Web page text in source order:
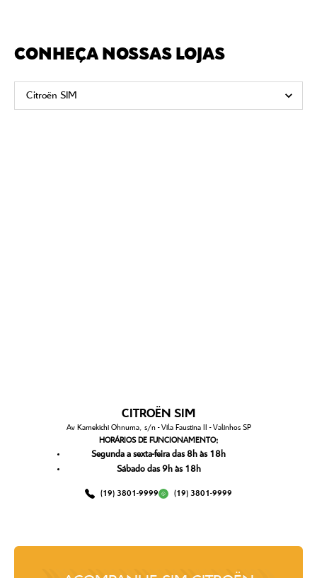
CONHEÇA NOSSAS LOJAS
CITROËN SIM
Av Kamekichi Ohnuma, s/n - Vila Faustina II - Valinhos SP
HORÁRIOS DE FUNCIONAMENTO:
Segunda a sexta-feira das 8h às 18h
Sábado das 9h às 18h
(19) 3801-9999 (19) 3801-9999